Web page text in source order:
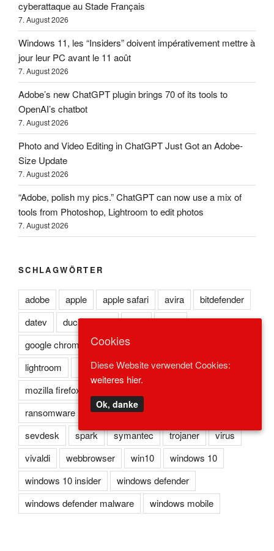
cyberattaque au Stade Français
7. August 2026
Windows 11, les “Insiders” doivent impérativement mettre à
jour leur PC avant le 11 août
7. August 2026
Adobe’s new ChatGPT plugin brings 70 of its tools to
OpenAI’s chatbot
7. August 2026
Photo and Video Editing in ChatGPT Just Got an Adobe-
Size Update
7. August 2026
“Adobe, polish my pics.” ChatGPT can now use a mix of
tools from Photoshop, Lightroom to edit photos
7. August 2026
SCHLAGWÖRTER
adobe apple apple safari avira
bitdefender
datev
duckduckgo eset
flash
google chrome
kaspersky
lightroom
microsoft edge
microsoft ie
mozilla firefox
ransomware
reader redstone
sevdesk
spark symantec trojaner
virus
vivaldi
webbrowser win10
windows 10
windows 10 insider
windows defender
windows defender malware
windows mobile
Cookies
Diese Website verwendet Cookies:
weiteres hier.
Ok, danke